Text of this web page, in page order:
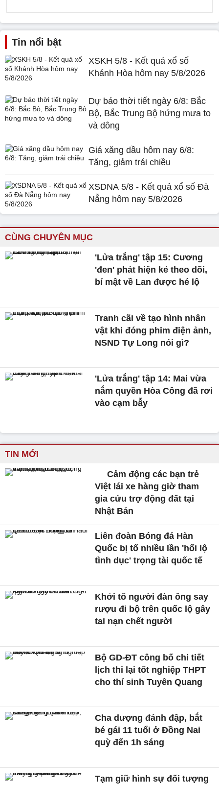
Tin nổi bật
XSKH 5/8 - Kết quả xổ số
Khánh Hòa hôm nay 5/8/2026
Dự báo thời tiết ngày 6/8: Bắc
Bộ, Bắc Trung Bộ hứng mưa to
và dông
Giá xăng dầu hôm nay 6/8:
Tăng, giảm trái chiều
XSDNA 5/8 - Kết quả xổ số Đà
Nẵng hôm nay 5/8/2026
CÙNG CHUYÊN MỤC
'Lửa trắng' tập 15: Cương
'đen' phát hiện kẻ theo dõi,
bí mật về Lan được hé lộ
Tranh cãi về tạo hình nhân
vật khi đóng phim điện ảnh,
NSND Tự Long nói gì?
'Lửa trắng' tập 14: Mai vừa
nắm quyền Hòa Công đã rơi
vào cạm bẫy
TIN MỚI
Cảm động các bạn trẻ
Việt lái xe hàng giờ tham
gia cứu trợ động đất tại
Nhật Bản
Liên đoàn Bóng đá Hàn
Quốc bị tố nhiều lần 'hối lộ
tình dục' trọng tài quốc tế
Khởi tố người đàn ông say
rượu đi bộ trên quốc lộ gây
tai nạn chết người
Bộ GD-ĐT công bố chi tiết
lịch thi lại tốt nghiệp THPT
cho thí sinh Tuyên Quang
Cha dượng đánh đập, bắt
bé gái 11 tuổi ở Đồng Nai
quỳ đến 1h sáng
Tạm giữ hình sự đối tượng